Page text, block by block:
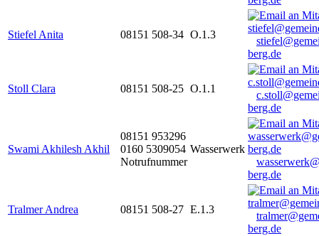
Stiefel Anita 08151 508-34 O.1.3
berg.de
Stoll Clara 08151 508-25 O.1.1
berg.de
Swami Akhilesh Akhil
08151 953296
0160 5309054
Notrufnummer
Wasserwerk
berg.de
Tralmer Andrea 08151 508-27 E.1.3
berg.de